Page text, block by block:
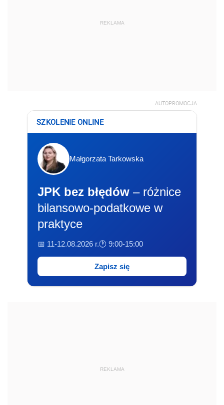
REKLAMA
AUTOPROMOCJA
SZKOLENIE ONLINE
Małgorzata Tarkowska
JPK bez błędów – różnice
bilansowo-podatkowe w
praktyce
📅 11-12.08.2026 r.🕐 9:00-15:00
Zapisz się
REKLAMA